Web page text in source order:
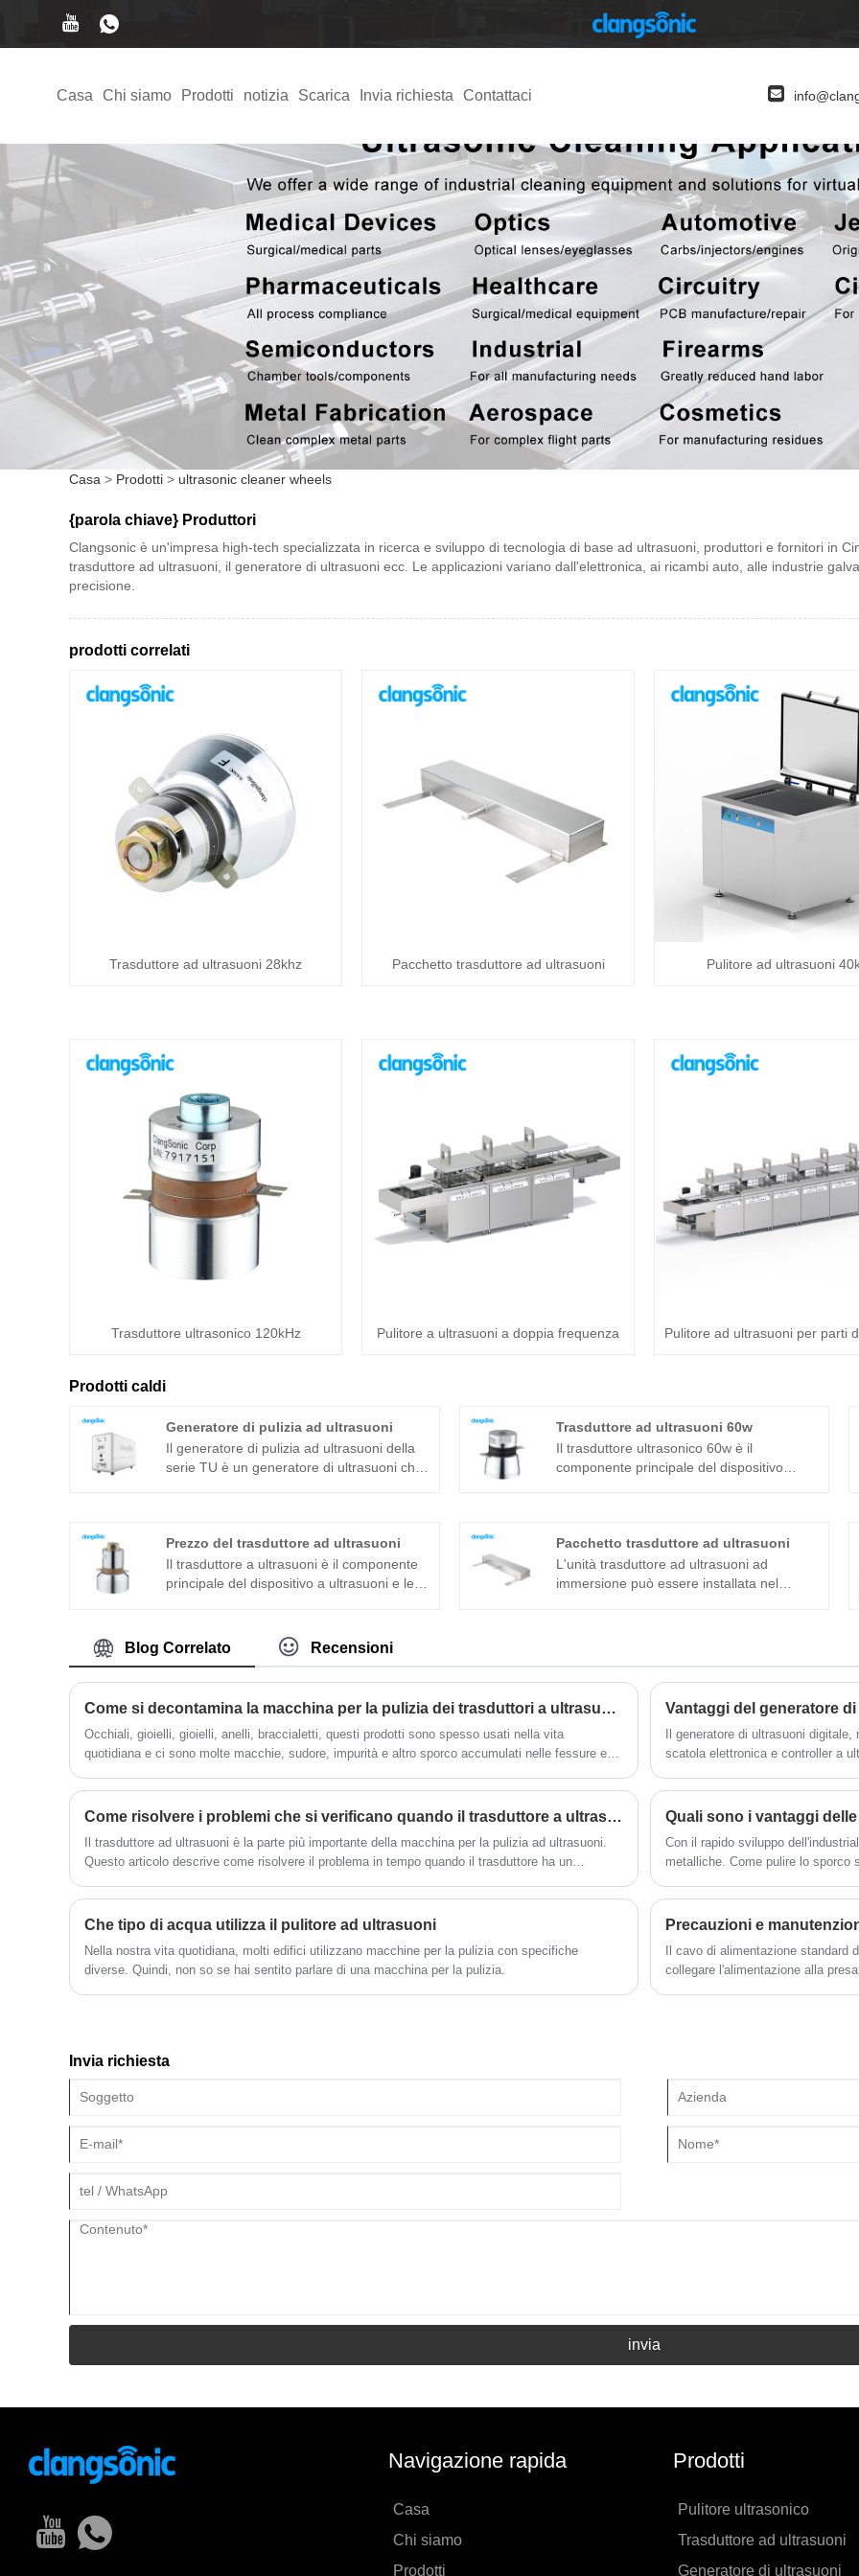
Casa Chi siamo Prodotti notizia Scarica Invia richiesta Contattaci
Casa > Prodotti > ultrasonic cleaner wheels
{parola chiave} Produttori
Clangsonic è un'impresa high-tech specializzata in ricerca e sviluppo di tecnologia di base ad ultrasuoni, produttori e fornitori in
trasduttore ad ultrasuoni, il generatore di ultrasuoni ecc. Le applicazioni variano dall'elettronica, ai ricambi auto, alle industrie
precisione.
prodotti correlati
Trasduttore ad ultrasuoni 28khz Pacchetto trasduttore ad ultrasuoni Pulitore ad ultrasuoni
Trasduttore ultrasonico 120kHz Pulitore a ultrasuoni a doppia frequenza Pulitore ad ultrasuoni per parti
Prodotti caldi
Generatore di pulizia ad ultrasuoni
Il generatore di pulizia ad ultrasuoni della
serie TU è un generatore di ultrasuoni che
alta. Questo generatore di pulizia ad
ultrasuoni è sviluppato con la nuova
tecnologia e con sfasamento a ponte
automatico dell'impedenza. Può migliorare
ulteriormente l'adattabilità del generatore
Trasduttore ad ultrasuoni 60w
Il trasduttore ultrasonico 60w è il
componente principale del dispositivo
ultrasonico 60w è un trasduttore sandwich
comunemente usato in aggiunta alla
struttura magnetostrittiva.
Prezzo del trasduttore ad ultrasuoni
Il trasduttore a ultrasuoni è il componente
principale del dispositivo a ultrasuoni e le
dispositivo. Il trasduttore ad ultrasuoni è un
trasduttore a sandwich comunemente
usato in aggiunta alla struttura
prezzo del trasduttore ad ultrasuoni,
contattaci!
Pacchetto trasduttore ad ultrasuoni
L'unità trasduttore ad ultrasuoni ad
immersione può essere installata nel
Se la macchina per la pulizia ad ultrasuoni
del modello standard non può essere
applicata ad un ambiente di lavoro
specifico, è possibile anche realizzare un
pacchetto di trasduttori ad ultrasuoni ad
immersione secondo specifiche speciali di
personalizzazione. Le posizioni di lavoro
possono essere installate sul lato superiore
su entrambi i lati per ottenere diversi effetti
di pulizia. È di una struttura interamente in
acciaio inossidabile, viene utilizzato un forte
materiale resistente agli acidi e agli alcali
per rinforzare e stringere la saldatura.
Blog Correlato Recensioni
Come si decontamina la macchina per la pulizia dei trasduttori a ultrasuoni?
Occhiali, gioielli, gioielli, anelli, braccialetti, questi prodotti sono spesso usati nella vita
quotidiana e ci sono molte macchie, sudore, impurità e altro sporco accumulati nelle fessure e
Vantaggi del generatore
Il generatore di ultrasuoni digitale,
scatola elettronica e controller a
Come risolvere i problemi che si verificano quando il trasduttore a ultrasuoni è in uso
Il trasduttore ad ultrasuoni è la parte più importante della macchina per la pulizia ad ultrasuoni.
Questo articolo descrive come risolvere il problema in tempo quando il trasduttore ha un
Quali sono i vantaggi
Con il rapido sviluppo
metalliche. Come pulire lo sporco
Che tipo di acqua utilizza il pulitore ad ultrasuoni
Nella nostra vita quotidiana, molti edifici utilizzano macchine per la pulizia con specifiche
diverse. Quindi, non so se hai sentito parlare di una macchina per la pulizia.
Precauzioni e
Il cavo di alimentazione standard
collegare l'alimentazione alla
Invia richiesta
invia
Navigazione rapida
Casa
Chi siamo
Prodotti
Prodotti
Pulitore ultrasonico
Trasduttore ad ultrasuoni
Generatore di ultrasuoni